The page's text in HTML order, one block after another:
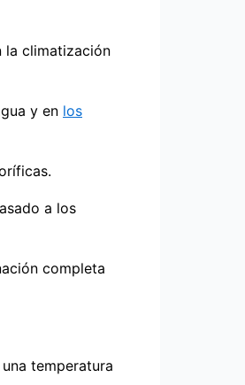
la climatización
y en los
a los
completa
temperatura